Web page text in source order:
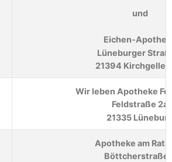
und
Eichen-
Lüneburger
21394
Wir leben Apotheke
Feldstraße 2a
21335
Apotheke am
Böttcherstraße